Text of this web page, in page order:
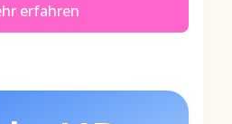
erfahren